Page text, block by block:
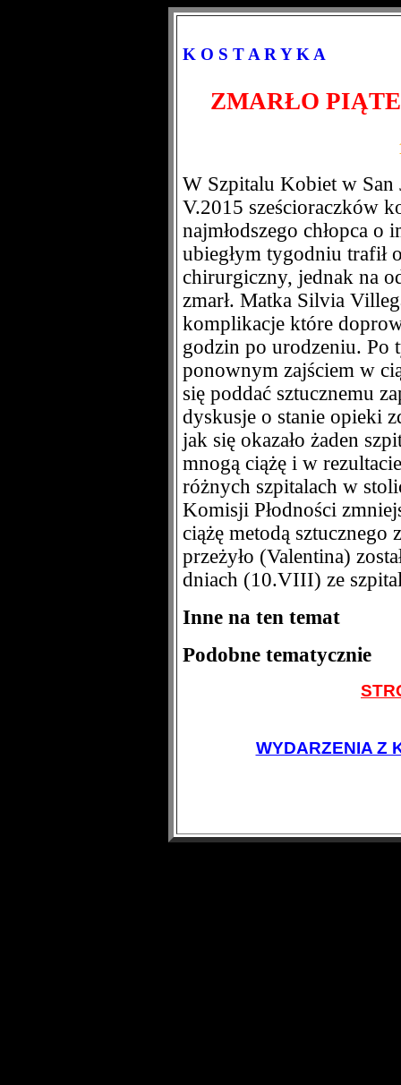
K O S T A R Y K A
ZMARŁO
W Szpitalu Kobiet w San
V.2015 sześcioraczków
najmłodszego chłopca
ubiegłym tygodniu trafił
chirurgiczny, jednak na
zmarł. Matka Silvia
komplikacje które
godzin po urodzeniu. Po
ponownym zajściem w
się poddać sztucznemu
dyskusje o stanie opieki
jak się okazało żaden
mnogą ciążę i w
różnych szpitalach w
Komisji Płodności
ciążę metodą sztucznego
przeżyło (Valentina)
dniach (10.VIII) ze
Inne na ten temat
Podobne tematycznie
WYDARZENIA Z